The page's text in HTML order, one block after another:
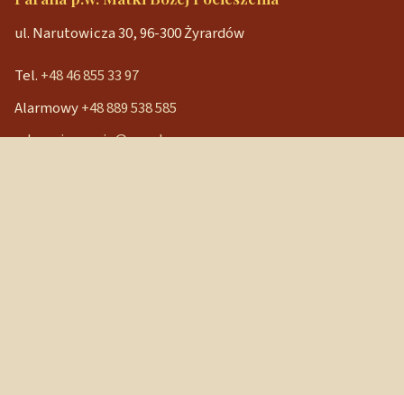
ul. Narutowicza 30, 96-300 Żyrardów
Tel. +48 46 855 33 97
Alarmowy+48 889 538 585
mbpocieszenia@wp.pl